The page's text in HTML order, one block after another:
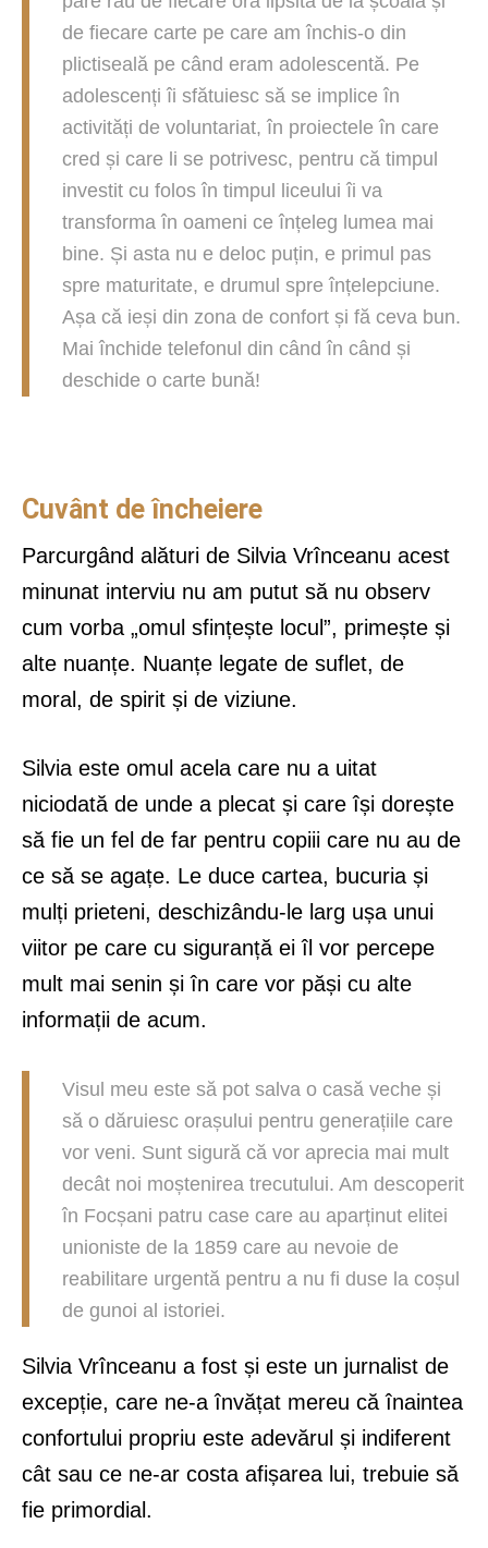
de fiecare carte pe care am închis-o din
plictiseală pe când eram adolescentă. Pe
adolescenți îi sfătuiesc să se implice în
activități de voluntariat, în proiectele în care
cred și care li se potrivesc, pentru că timpul
investit cu folos în timpul liceului îi va
transforma în oameni ce înțeleg lumea mai
bine. Și asta nu e deloc puțin, e primul pas
spre maturitate, e drumul spre înțelepciune.
Așa că ieși din zona de confort și fă ceva bun.
Mai închide telefonul din când în când și
deschide o carte bună!
Cuvânt de încheiere
Parcurgând alături de Silvia Vrînceanu acest
minunat interviu nu am putut să nu observ
cum vorba „omul sfințește locul”, primește și
alte nuanțe. Nuanțe legate de suflet, de
moral, de spirit și de viziune.
Silvia este omul acela care nu a uitat
niciodată de unde a plecat și care își dorește
să fie un fel de far pentru copiii care nu au de
ce să se agațe. Le duce cartea, bucuria și
mulți prieteni, deschizându-le larg ușa unui
viitor pe care cu siguranță ei îl vor percepe
mult mai senin și în care vor păși cu alte
informații de acum.
Visul meu este să pot salva o casă veche și
să o dăruiesc orașului pentru generațiile care
vor veni. Sunt sigură că vor aprecia mai mult
decât noi moștenirea trecutului. Am descoperit
în Focșani patru case care au aparținut elitei
unioniste de la 1859 care au nevoie de
reabilitare urgentă pentru a nu fi duse la coșul
de gunoi al istoriei.
Silvia Vrînceanu a fost și este un jurnalist de
excepție, care ne-a învățat mereu că înaintea
confortului propriu este adevărul și indiferent
cât sau ce ne-ar costa afișarea lui, trebuie să
fie primordial.